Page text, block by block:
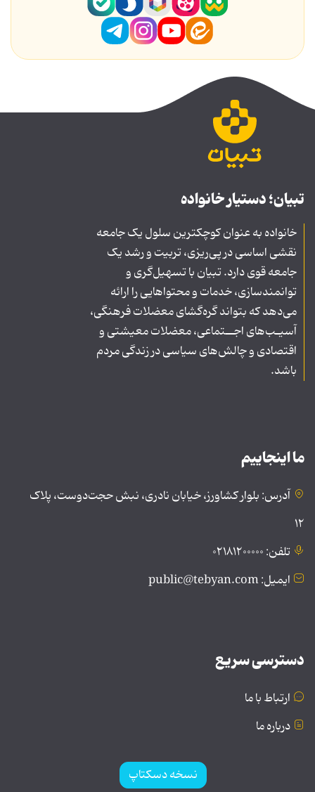
تبیان؛ دستیار خانواده
خانواده به عنوان کوچکترین سلول یک جامعه
نقشی اساسی در پی‌ریزی، تربیت و رشد یک
جامعه قوی دارد. تبیان با تسهیل‌گری و
توانمندسازی، خدمات و محتواهایی را ارائه
می‌دهد که بتواند گره‌گشای معضلات فرهنگی،
آسیـب‌های اجــتماعی، معضلات معیشتی و
اقتصادی و چالش‌های سیاسی در زندگی مردم
باشد.
ما اینجاییم
آدرس: بلوار کشاورز، خیابان نادری، نبش حجت‌دوست، پلاک
۱۲
تلفن: ۰۲۱۸۱۲۰۰۰۰۰
ایمیل: public@tebyan.com
دسترسی سریع
ارتباط با ما
درباره ما
نسخه دسکتاپ